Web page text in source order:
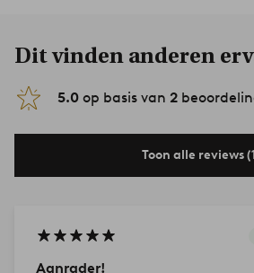
Dit vinden anderen
5.0 op basis van 2
Toon alle reviews
Aanrader!